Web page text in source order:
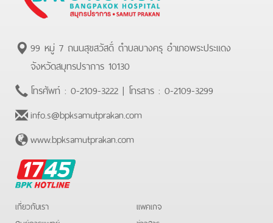
99 หมู่ 7 ถนนสุขสวัสดิ์ ตำบลบางครุ อำเภอพระประแดง
จังหวัดสมุทรปราการ 10130
โทรศัพท์ : 0-2109-3222 | โทรสาร : 0-2109-3299
info.s@bpksamutprakan.com
www.bpksamutprakan.com
BPK
Hotline
เกี่ยวกับเรา
แพคเกจ